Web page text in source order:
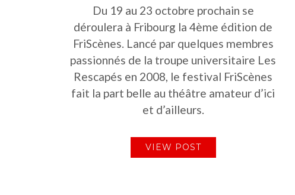
Du 19 au 23 octobre prochain se
déroulera à Fribourg la 4ème édition de
FriScènes. Lancé par quelques membres
passionnés de la troupe universitaire Les
Rescapés en 2008, le festival FriScènes
fait la part belle au théâtre amateur d’ici
et d’ailleurs.
VIEW POST